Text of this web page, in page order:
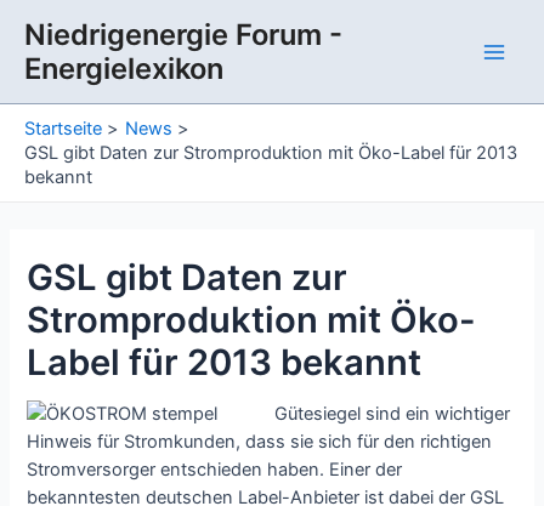
Inhalt
springen
Niedrigenergie Forum -
Energielexikon
Startseite
News
GSL gibt Daten zur Stromproduktion mit Öko-Label für 2013
bekannt
GSL gibt Daten zur
Stromproduktion mit Öko-
Label für 2013 bekannt
Gütesiegel sind ein wichtiger
Hinweis für Stromkunden, dass sie sich für den richtigen
Stromversorger entschieden haben. Einer der
bekanntesten deutschen Label-Anbieter ist dabei der GSL